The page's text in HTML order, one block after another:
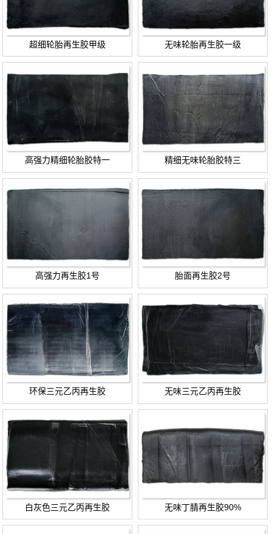
超细轮胎再生胶甲级 无味轮胎再生胶一级
高强力精细轮胎胶特一 精细无味轮胎胶特三
高强力再生胶1号 胎面再生胶2号
环保三元乙丙再生胶 无味三元乙丙再生胶
白灰色三元乙丙再生胶 无味丁腈再生胶90%